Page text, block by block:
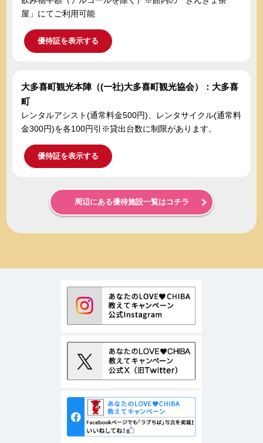
屋」にてご利用可能
優待証を表示する
大多喜町観光本陣（(一社)大多喜町観光協会）：大多喜
町
レンタルアシスト(通常料金500円)、レンタサイクル(通常料
金300円)を各100円引※貸出台数に制限があります。
優待証を表示する
周辺にある優待施設一覧はコチラ